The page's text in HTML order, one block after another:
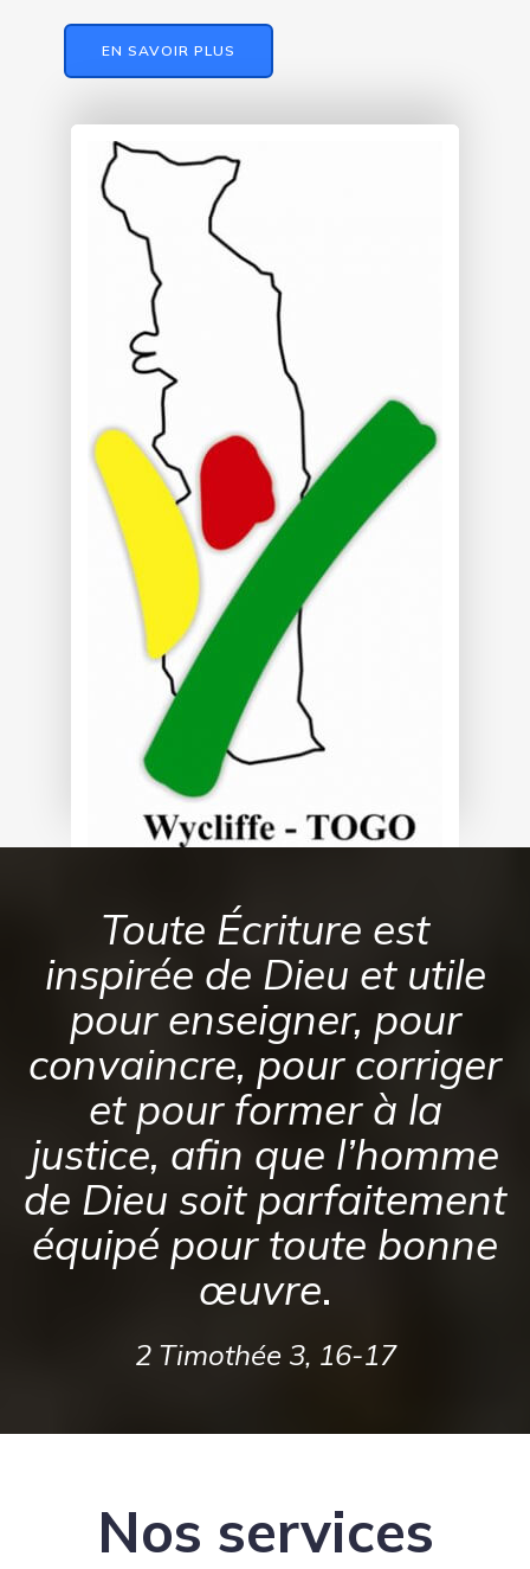
EN SAVOIR PLUS
Toute Écriture est
inspirée de Dieu et utile
pour enseigner, pour
convaincre, pour corriger
et pour former à la
justice, afin que l’homme
de Dieu soit parfaitement
équipé pour toute bonne
œuvre.
2 Timothée 3, 16-17
Nos services